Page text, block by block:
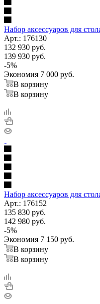
Набор аксессуаров для
Арт.: 176130
132 930 руб.
139 930 руб.
-5%
Экономия 7 000 руб.
В корзину
В корзину
Набор аксессуаров для
Арт.: 176152
135 830 руб.
142 980 руб.
-5%
Экономия 7 150 руб.
В корзину
В корзину